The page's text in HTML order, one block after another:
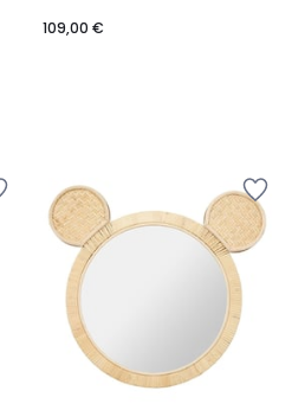
109,00 €